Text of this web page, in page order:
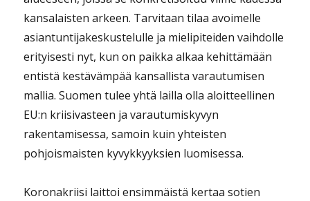
kansalaisten arkeen. Tarvitaan tilaa avoimelle
asiantuntijakeskustelulle ja mielipiteiden vaihdolle
erityisesti nyt, kun on paikka alkaa kehittämään
entistä kestävämpää kansallista varautumisen
mallia. Suomen tulee yhtä lailla olla aloitteellinen
EU:n kriisivasteen ja varautumiskyvyn
rakentamisessa, samoin kuin yhteisten
pohjoismaisten kyvykkyyksien luomisessa.
Koronakriisi laittoi ensimmäistä kertaa sotien